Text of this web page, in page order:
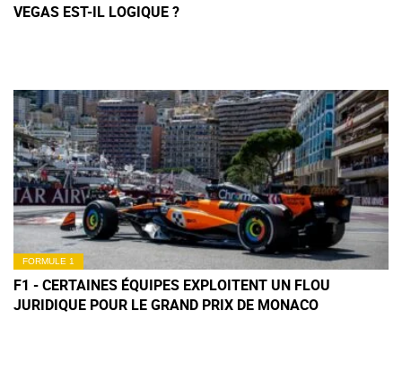
VEGAS EST-IL LOGIQUE ?
FORMULE 1
F1 - CERTAINES ÉQUIPES EXPLOITENT UN FLOU
JURIDIQUE POUR LE GRAND PRIX DE MONACO